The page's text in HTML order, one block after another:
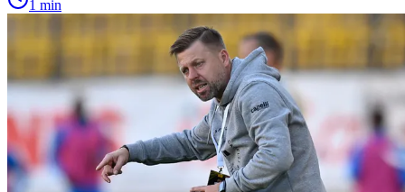
1 min